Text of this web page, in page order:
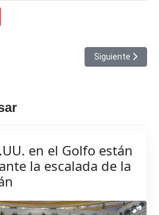
denunciando, de la manera más
Artículo
Siguiente
en el Golfo están
la escalada de la